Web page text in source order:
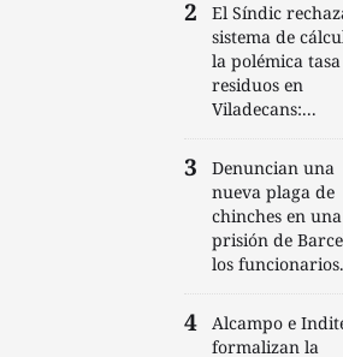
El Síndic
sistema de
la polémica
residuos en
Viladecans:...
Denuncian una
nueva plaga de
chinches en una
prisión de
los
Alcampo e
formalizan la